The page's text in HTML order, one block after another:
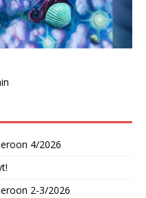
4/2026
2-3/2026